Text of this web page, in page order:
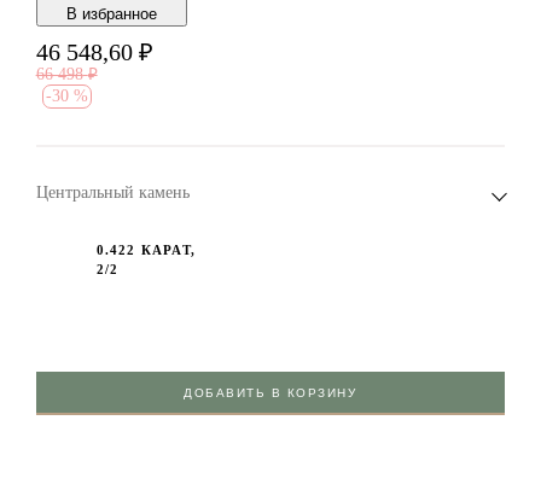
В избранноe
46 548,60 ₽
66 498 ₽
-30 %
Центральный камень
0.422 КАРАТ,
2/2
ДОБАВИТЬ В КОРЗИНУ